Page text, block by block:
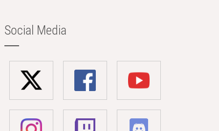
Social Media